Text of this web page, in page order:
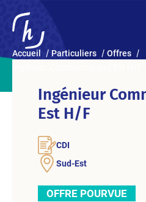
Accueil Particuliers
Offres
Ingénieur
Est H/F
CDI
Sud-Est
OFFRE POURVUE